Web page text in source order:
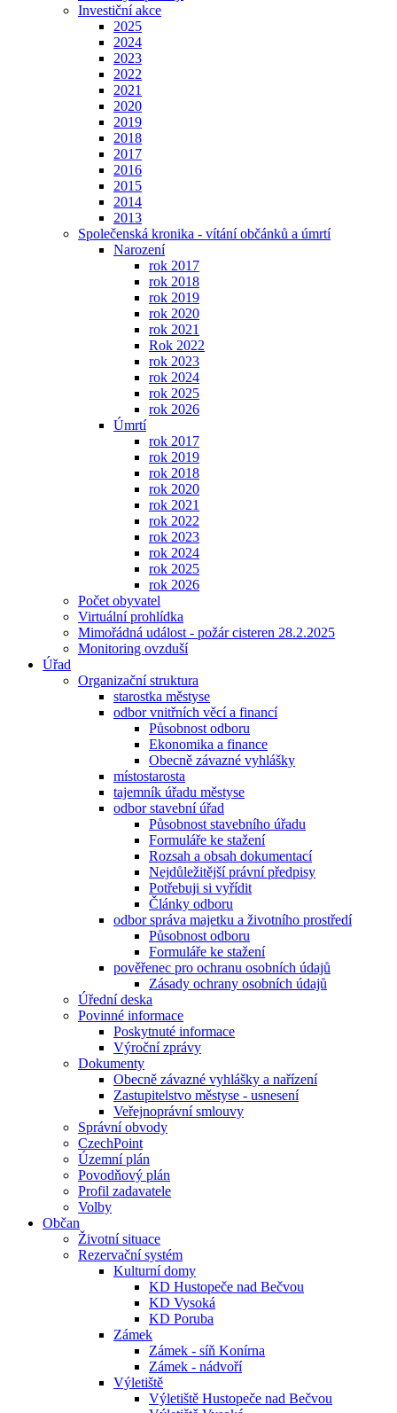
Investiční akce
2025
2024
2023
2022
2021
2020
2019
2018
2017
2016
2015
2014
2013
Společenská kronika - vítání občánků a úmrtí
Narození
rok 2017
rok 2018
rok 2019
rok 2020
rok 2021
Rok 2022
rok 2023
rok 2024
rok 2025
rok 2026
Úmrtí
rok 2017
rok 2019
rok 2018
rok 2020
rok 2021
rok 2022
rok 2023
rok 2024
rok 2025
rok 2026
Počet obyvatel
Virtuální prohlídka
Mimořádná událost - požár cisteren 28.2.2025
Monitoring ovzduší
Úřad
Organizační struktura
starostka městyse
odbor vnitřních věcí a financí
Působnost odboru
Ekonomika a finance
Obecně závazné vyhlášky
místostarosta
tajemník úřadu městyse
odbor stavební úřad
Působnost stavebního úřadu
Formuláře ke stažení
Rozsah a obsah dokumentací
Nejdůležitější právní předpisy
Potřebuji si vyřídit
Články odboru
odbor správa majetku a životního prostředí
Působnost odboru
Formuláře ke stažení
pověřenec pro ochranu osobních údajů
Zásady ochrany osobních údajů
Úřední deska
Povinné informace
Poskytnuté informace
Výroční zprávy
Dokumenty
Obecně závazné vyhlášky a nařízení
Zastupitelstvo městyse - usnesení
Veřejnoprávní smlouvy
Správní obvody
CzechPoint
Územní plán
Povodňový plán
Profil zadavatele
Volby
Občan
Životní situace
Rezervační systém
Kulturní domy
KD Hustopeče nad Bečvou
KD Vysoká
KD Poruba
Zámek
Zámek - síň Konírna
Zámek - nádvoří
Výletiště
Výletiště Hustopeče nad Bečvou